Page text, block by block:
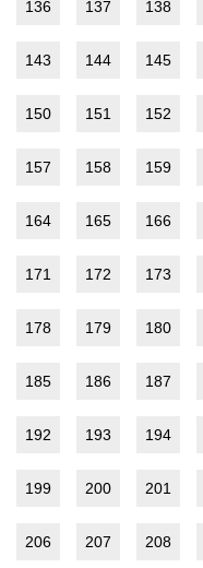
136 137 138
143 144 145
150 151 152
157 158 159
164 165 166
171 172 173
178 179 180
185 186 187
192 193 194
199 200 201
206 207 208